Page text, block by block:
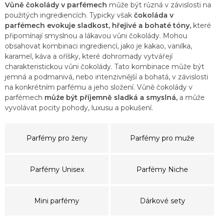
Vůně čokolády v parfémech může být různá v závislosti na
použitých ingrediencích. Typicky však čokoláda v
parfémech evokuje sladkost, hřejivé a bohaté tóny, které
připomínají smyslnou a lákavou vůni čokolády. Mohou
obsahovat kombinaci ingrediencí, jako je kakao, vanilka,
karamel, káva a oříšky, které dohromady vytvářejí
charakteristickou vůni čokolády. Tato kombinace může být
jemná a podmanivá, nebo intenzivnější a bohatá, v závislosti
na konkrétním parfému a jeho složení. Vůně čokolády v
parfémech může být příjemně sladká a smyslná, a může
vyvolávat pocity pohody, luxusu a pokušení.
Parfémy pro ženy Parfémy pro muže
Parfémy Unisex Parfémy Niche
Mini parfémy Dárkové sety